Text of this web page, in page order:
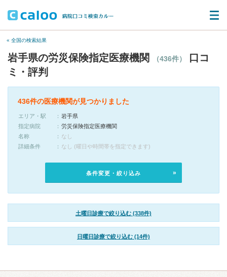
« 全国の検索結果
岩手県の労災保険指定医療機関 （436件）
口コ
ミ・評判
436件の医療機関が見つかりました
エリア・駅
岩手県
指定病院
労災保険指定医療機関
名称
なし
詳細条件
なし (曜日や時間帯を指定できます)
条件変更・絞り込み
土曜日診療で絞り込む (338件)
日曜日診療で絞り込む (14件)